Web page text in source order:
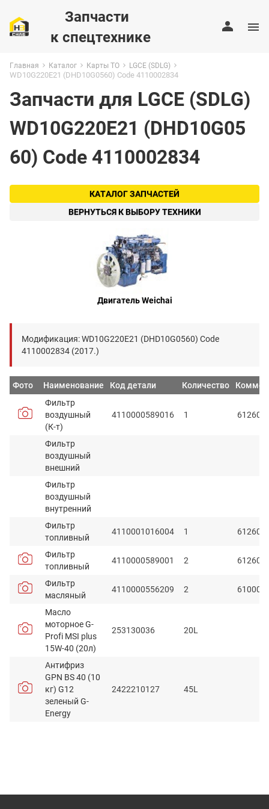
Запчасти
к спецтехнике
Главная Каталог Карты ТО LGCE (SDLG)
WD10G220E21 (DHD10G0560) Code 4110002834
Запчасти для LGCE (SDLG)
WD10G220E21 (DHD10G05
60) Code 4110002834
КАТАЛОГ ЗАПЧАСТЕЙ
ВЕРНУТЬСЯ К ВЫБОРУ ТЕХНИКИ
Двигатель Weichai
Модификация: WD10G220E21 (DHD10G0560) Code
4110002834 (2017.)
Фото Наименование Код детали Количество
Фильтр
воздушный
(К-т)
4110000589016 1
Фильтр
воздушный
внешний
Фильтр
воздушный
внутренний
Фильтр
топливный
4110001016004 1
Фильтр
топливный
4110000589001 2
Фильтр
масляный
4110000556209 2
Масло
моторное G-
Profi MSI plus
15W-40 (20л)
253130036 20L
Антифриз
GPN BS 40 (10
кг) G12
зеленый G-
Energy
2422210127 45L